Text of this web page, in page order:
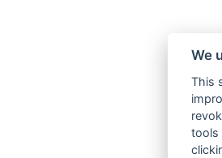
We
This
tools